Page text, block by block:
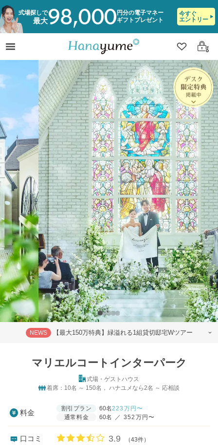
式場探しで
最大98,000 円分の電子マネー
ギフトプレゼント
今すぐ
エントリー
クリップ
ログ
NEWS 【最大150万特典】緑溢れる1組貸切邸宅Wツアー
マリエルコートインターパーク
式場・ゲストハウス
着席：10名 ～ 150名， ハナユメなら2名 ～ 応相談
料金
割引プラン 60名223 万円〜
通常料金
60名 ／ 352万円〜
口コミ 口コミ評価
3.9 （43件）